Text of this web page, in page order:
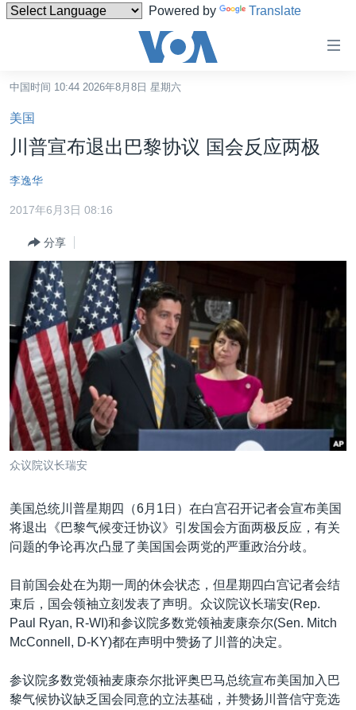
Powered by Translate
碍
链
接
跳
转
内
航
跳
到
检
索
中国
台湾
港澳
国际
最新国际新闻
印太
中东
欧洲
非洲
美洲
全球议题
分类新闻
经济·金融·贸易
人权·法律·宗教
科教·文娱·体健
军事
劳工
环境
美中关系
热点专题
白宫要闻
国会报道
美中关系
美国建国250周年
美国之音专访
重要讲话与声明
南中国海争端
关注西藏
关注新疆
GEN Z 看美国
VOA视频
VOA今日焦点
中文广播
关注我们
中国时间 10:44 2026年8月8日 星期六
美国
川普宣布退出巴黎协议 国会反应两极
李逸华
2017年6月3日 08:16
分享
众议院议长瑞安
美国总统川普星期四（6月1日）在白宫召开记者会宣布美国
将退出《巴黎气候变迁协议》引发国会方面两极反应，有关
问题的争论再次凸显了美国国会两党的严重政治分歧。
目前国会处在为期一周的休会状态，但星期四白宫记者会结
束后，国会领袖立刻发表了声明。众议院议长瑞安(Rep.
Paul Ryan, R-WI)和参议院多数党领袖麦康奈尔(Sen. Mitch
McConnell, D-KY)都在声明中赞扬了川普的决定。
参议院多数党领袖麦康奈尔批评奥巴马总统宣布美国加入巴
黎气候协议缺乏国会同意的立法基础，并赞扬川普信守竞选